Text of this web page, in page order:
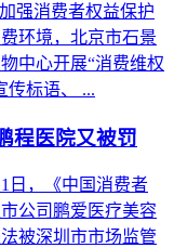
强消费者权益保护
环境，北京市石景
中心开展“消费维权
传标语、 ...
程医院又被罚
日，《中国消费者
公司鹏爱医疗美容
被深圳市市场监管